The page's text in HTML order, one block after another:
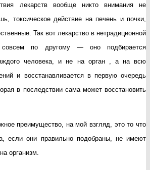
лекарств вообще никто внимания не
токсическое действие на печень и почки,
Так вот лекарство в нетрадиционной
совсем по другому — оно подбирается
человека, и не на орган , а на всю
и восстанавливается в первую очередь
в последствии сама может восстановить
преимущество, на мой взгляд, это то что
если они правильно подобраны, не имеют
организм.